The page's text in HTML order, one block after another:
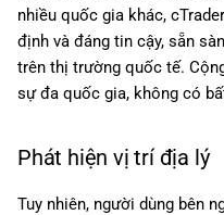
nhiều quốc gia khác,
định và đáng tin cậy, sẵn
trên thị trường quốc tế.
sự đa quốc gia, không có
Phát hiện vị trí địa lý
Tuy nhiên, người dùng bên